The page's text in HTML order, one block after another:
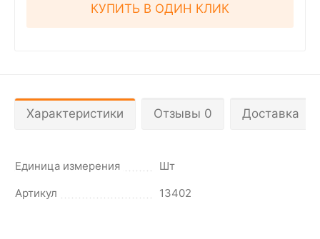
КУПИТЬ В ОДИН КЛИК
Характеристики Отзывы 0 Доставка
Единица измерения
Шт
Артикул
13402